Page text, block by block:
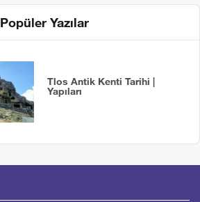
Popüler Yazılar
Tlos Antik Kenti Tarihi |
Yapıları